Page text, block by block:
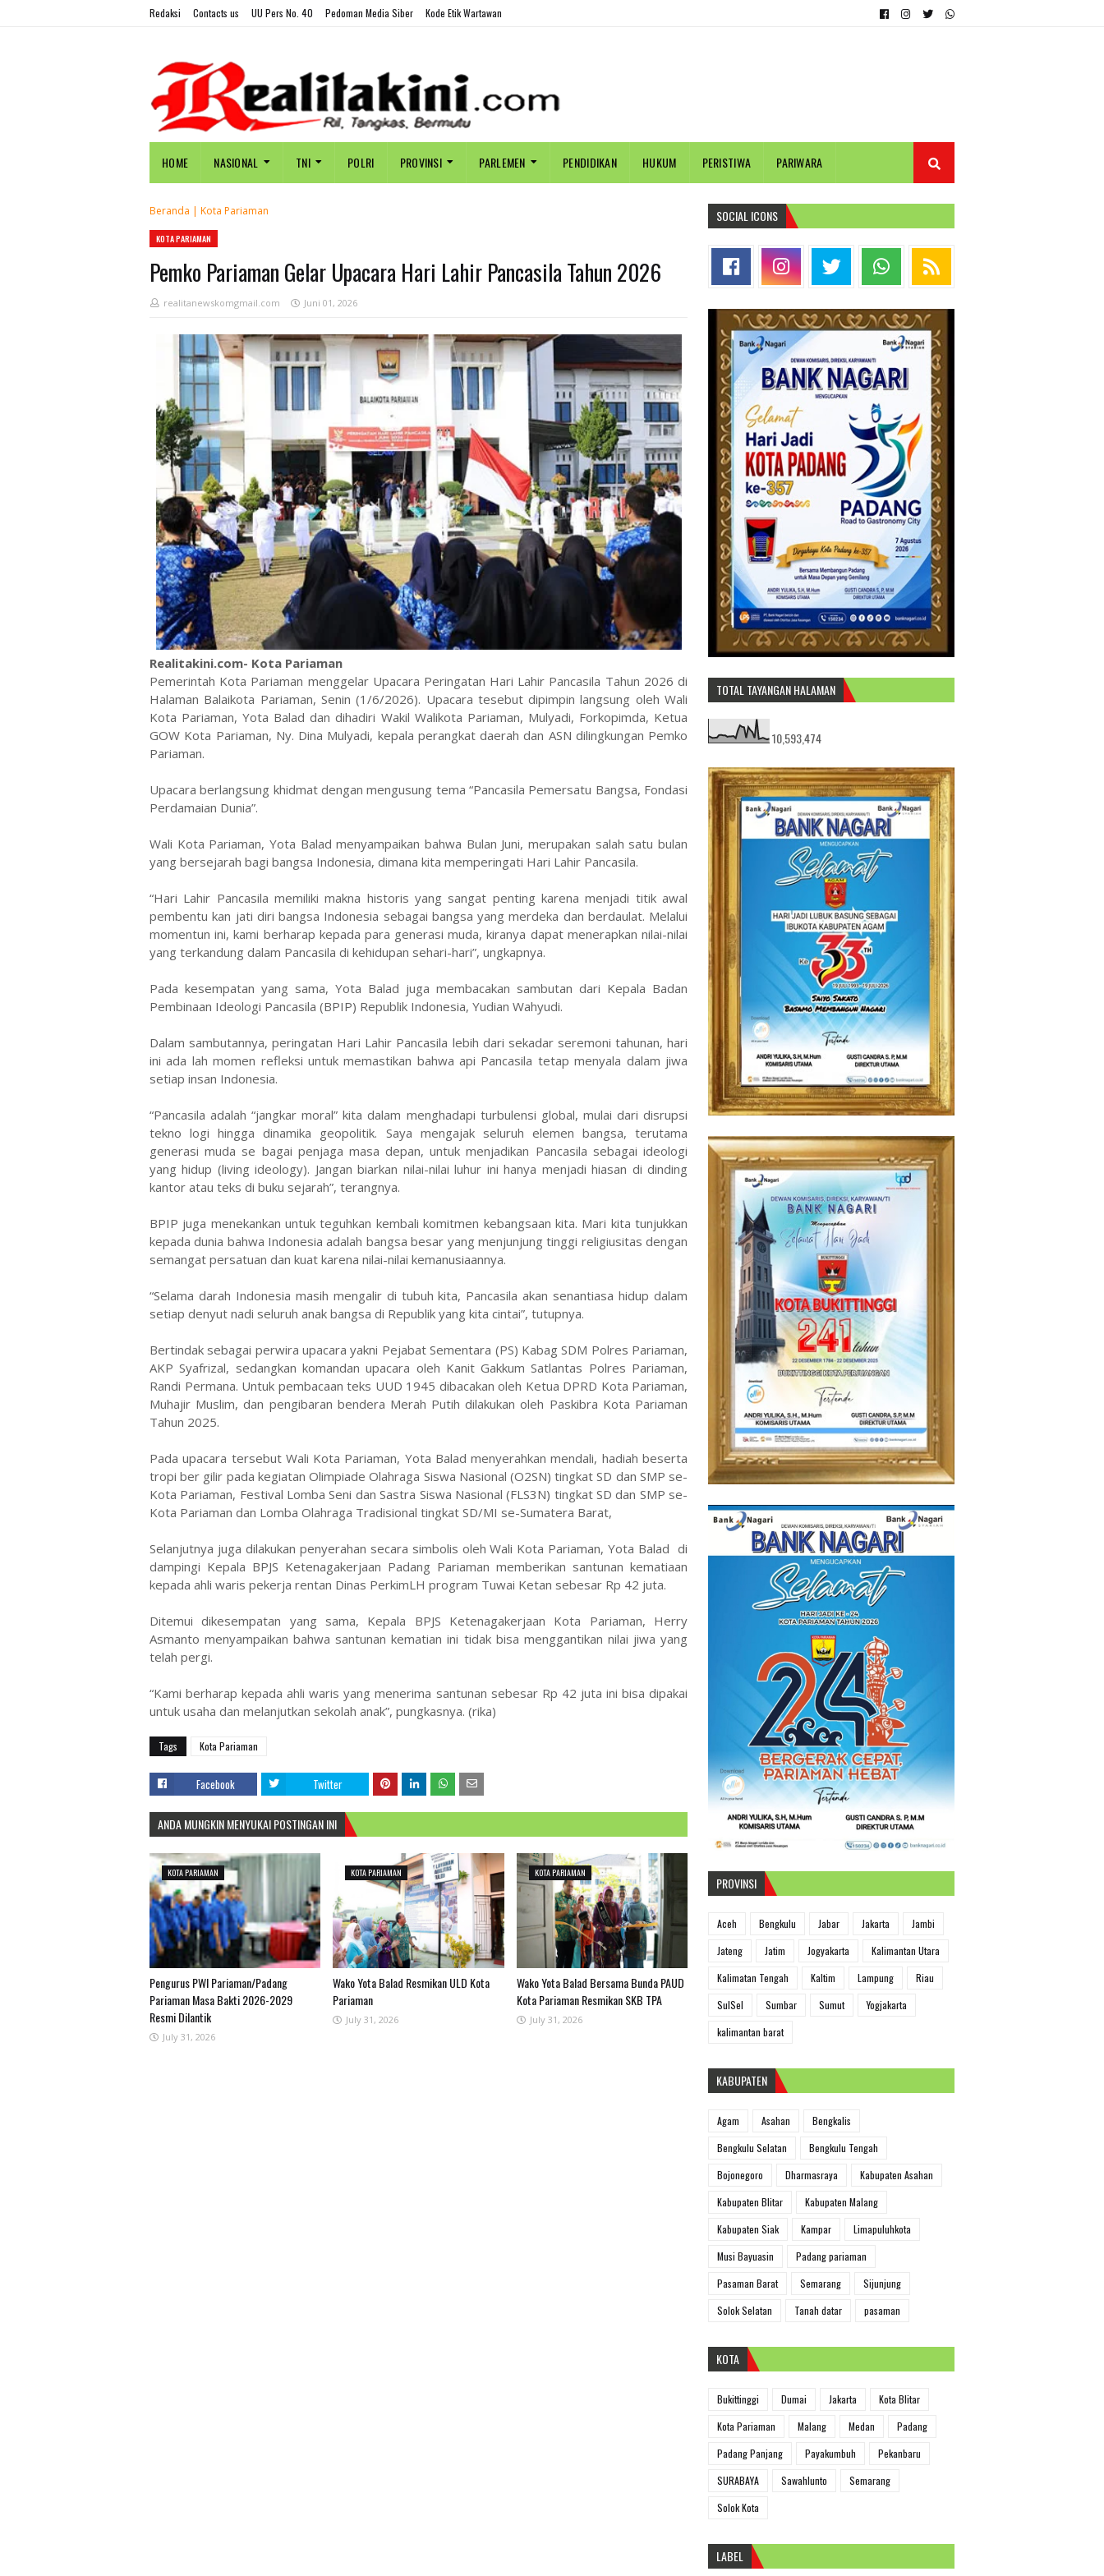
Redaksi Contacts us UU Pers No. 40 Pedoman Media Siber Kode Etik Wartawan
HOME NASIONAL TNI POLRI PROVINSI PARLEMEN PENDIDIKAN HUKUM PERISTIWA PARIWARA
Beranda | Kota Pariaman
KOTA PARIAMAN
Pemko Pariaman Gelar Upacara Hari Lahir Pancasila Tahun 2026
realitanewskomgmail.com Juni 01, 2026
Realitakini.com- Kota Pariaman
Pemerintah Kota Pariaman menggelar Upacara Peringatan Hari Lahir Pancasila Tahun 2026 di
Halaman Balaikota Pariaman, Senin (1/6/2026). Upacara tesebut dipimpin langsung oleh Wali
Kota Pariaman, Yota Balad dan dihadiri Wakil Walikota Pariaman, Mulyadi, Forkopimda, Ketua
GOW Kota Pariaman, Ny. Dina Mulyadi, kepala perangkat daerah dan ASN dilingkungan Pemko
Pariaman.
Upacara berlangsung khidmat dengan mengusung tema “Pancasila Pemersatu Bangsa, Fondasi
Perdamaian Dunia”.
Wali Kota Pariaman, Yota Balad menyampaikan bahwa Bulan Juni, merupakan salah satu bulan
yang bersejarah bagi bangsa Indonesia, dimana kita memperingati Hari Lahir Pancasila.
“Hari Lahir Pancasila memiliki makna historis yang sangat penting karena menjadi titik awal
pembentu kan jati diri bangsa Indonesia sebagai bangsa yang merdeka dan berdaulat. Melalui
momentun ini, kami berharap kepada para generasi muda, kiranya dapat menerapkan nilai-nilai
yang terkandung dalam Pancasila di kehidupan sehari-hari”, ungkapnya.
Pada kesempatan yang sama, Yota Balad juga membacakan sambutan dari Kepala Badan
Pembinaan Ideologi Pancasila (BPIP) Republik Indonesia, Yudian Wahyudi.
Dalam sambutannya, peringatan Hari Lahir Pancasila lebih dari sekadar seremoni tahunan, hari
ini ada lah momen refleksi untuk memastikan bahwa api Pancasila tetap menyala dalam jiwa
setiap insan Indonesia.
“Pancasila adalah “jangkar moral” kita dalam menghadapi turbulensi global, mulai dari disrupsi
tekno logi hingga dinamika geopolitik. Saya mengajak seluruh elemen bangsa, terutama
generasi muda se bagai penjaga masa depan, untuk menjadikan Pancasila sebagai ideologi
yang hidup (living ideology). Jangan biarkan nilai-nilai luhur ini hanya menjadi hiasan di dinding
kantor atau teks di buku sejarah”, terangnya.
BPIP juga menekankan untuk teguhkan kembali komitmen kebangsaan kita. Mari kita tunjukkan
kepada dunia bahwa Indonesia adalah bangsa besar yang menjunjung tinggi religiusitas dengan
semangat persatuan dan kuat karena nilai-nilai kemanusiaannya.
“Selama darah Indonesia masih mengalir di tubuh kita, Pancasila akan senantiasa hidup dalam
setiap denyut nadi seluruh anak bangsa di Republik yang kita cintai”, tutupnya.
Bertindak sebagai perwira upacara yakni Pejabat Sementara (PS) Kabag SDM Polres Pariaman,
AKP Syafrizal, sedangkan komandan upacara oleh Kanit Gakkum Satlantas Polres Pariaman,
Randi Permana. Untuk pembacaan teks UUD 1945 dibacakan oleh Ketua DPRD Kota Pariaman,
Muhajir Muslim, dan pengibaran bendera Merah Putih dilakukan oleh Paskibra Kota Pariaman
Tahun 2025.
Pada upacara tersebut Wali Kota Pariaman, Yota Balad menyerahkan mendali, hadiah beserta
tropi ber gilir pada kegiatan Olimpiade Olahraga Siswa Nasional (O2SN) tingkat SD dan SMP se-
Kota Pariaman, Festival Lomba Seni dan Sastra Siswa Nasional (FLS3N) tingkat SD dan SMP se-
Kota Pariaman dan Lomba Olahraga Tradisional tingkat SD/MI se-Sumatera Barat,
Selanjutnya juga dilakukan penyerahan secara simbolis oleh Wali Kota Pariaman, Yota Balad di
dampingi Kepala BPJS Ketenagakerjaan Padang Pariaman memberikan santunan kematiaan
kepada ahli waris pekerja rentan Dinas PerkimLH program Tuwai Ketan sebesar Rp 42 juta.
Ditemui dikesempatan yang sama, Kepala BPJS Ketenagakerjaan Kota Pariaman, Herry
Asmanto menyampaikan bahwa santunan kematian ini tidak bisa menggantikan nilai jiwa yang
telah pergi.
“Kami berharap kepada ahli waris yang menerima santunan sebesar Rp 42 juta ini bisa dipakai
untuk usaha dan melanjutkan sekolah anak”, pungkasnya. (rika)
Tags Kota Pariaman
Facebook Twitter
ANDA MUNGKIN MENYUKAI POSTINGAN INI
KOTA PARIAMAN
Pengurus PWI Pariaman/Padang
Pariaman Masa Bakti 2026-2029
Resmi Dilantik
July 31, 2026
KOTA PARIAMAN
Wako Yota Balad Resmikan ULD Kota
Pariaman
July 31, 2026
KOTA PARIAMAN
Wako Yota Balad Bersama Bunda PAUD
Kota Pariaman Resmikan SKB TPA
July 31, 2026
SOCIAL ICONS
TOTAL TAYANGAN HALAMAN
10,593,474
PROVINSI
Aceh Bengkulu Jabar Jakarta
Jambi
Jateng
Jatim Jogyakarta
Kalimantan Utara
Kalimatan Tengah
Kaltim Lampung
Riau
SulSel
Sumbar Sumut
Yogjakarta
kalimantan barat
KABUPATEN
Agam Asahan
Bengkalis
Bengkulu Selatan
Bengkulu Tengah
Bojonegoro
Dharmasraya
Kabupaten Asahan
Kabupaten Blitar
Kabupaten Malang
Kabupaten Siak
Kampar
Limapuluhkota
Musi Bayuasin
Padang pariaman
Pasaman Barat
Semarang
Sijunjung
Solok Selatan
Tanah datar pasaman
KOTA
Bukittinggi Dumai Jakarta
Kota Blitar
Kota Pariaman
Malang Medan
Padang
Padang Panjang
Payakumbuh
Pekanbaru
SURABAYA
Sawahlunto
Semarang
Solok Kota
LABEL